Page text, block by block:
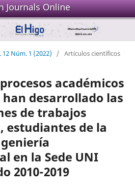
Journals Online
12 Núm. 1 (2022) / Artículos científicos
académicos
han desarrollado las
de trabajos
estudiantes de la
en la Sede UNI
2010-2019